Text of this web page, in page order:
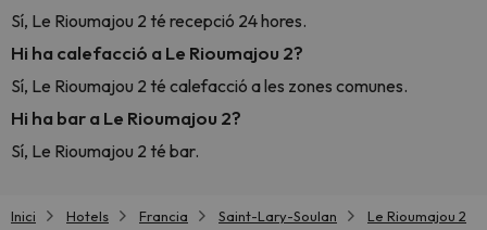
Sí, Le Rioumajou 2 té recepció 24 hores.
Hi ha calefacció a Le Rioumajou 2?
Sí, Le Rioumajou 2 té calefacció a les zones comunes.
Hi ha bar a Le Rioumajou 2?
Sí, Le Rioumajou 2 té bar.
Inici Hotels Francia Saint-Lary-Soulan Le Rioumajou 2